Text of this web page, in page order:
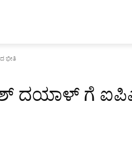
ಭೀತಿ
ದಯಾಳ್ ಗೆ